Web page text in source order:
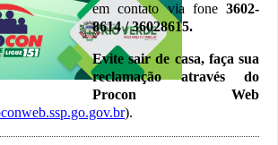
em contato via fone 3602-
8614 / 36028615.
Evite sair de casa, faça sua
reclamação através do
Procon Web
).